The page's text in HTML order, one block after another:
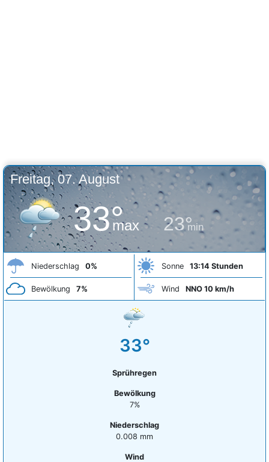
Freitag, 07. August
33°
max 23°
min
Niederschlag 0%
Bewölkung 7%
Sonne 13:14 Stunden
Wind NNO 10 km/h
33°
Sprühregen
Bewölkung
7%
Niederschlag
0.008 mm
Wind